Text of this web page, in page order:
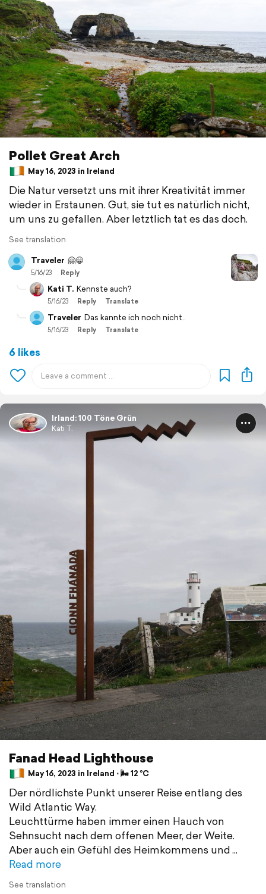
Pollet Great Arch
May 16, 2023 in Ireland
Die Natur versetzt uns mit ihrer Kreativität immer
wieder in Erstaunen. Gut, sie tut es natürlich nicht,
um uns zu gefallen. Aber letztlich tat es das doch.
See translation
Traveler 🤗😁
5/16/23 Reply
Kati T. Kennste auch?
5/16/23 Reply Translate
Traveler Das kannte ich noch nicht..
5/16/23 Reply Translate
6 likes
Irland: 100 Töne Grün
Kati T.
Fanad Head Lighthouse
May 16, 2023 in Ireland ⋅ 🌬 12 °C
Der nördlichste Punkt unserer Reise entlang des
Wild Atlantic Way.
Leuchttürme haben immer einen Hauch von
Sehnsucht nach dem offenen Meer, der Weite.
Aber auch ein Gefühl des Heimkommens und
Read more
See translation